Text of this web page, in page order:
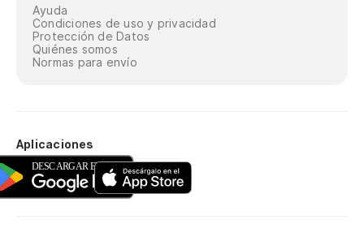
Ayuda
Condiciones de uso y privacidad
Protección de Datos
Quiénes somos
Normas para envío
Aplicaciones